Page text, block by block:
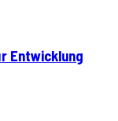
Entwicklung